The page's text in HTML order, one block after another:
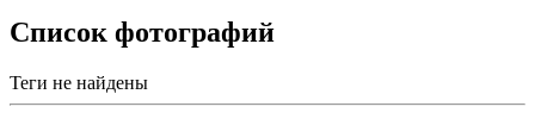
Список фотографий
Теги не найдены